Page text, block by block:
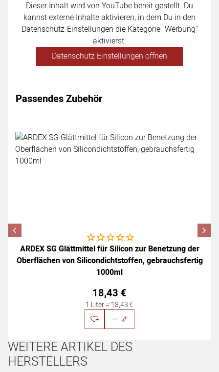
Dieser Inhalt wird von YouTube bereit gestellt. Du
kannst externe Inhalte aktivieren, in dem Du in den
Datenschutz-Einstellungen die Kategorie "Werbung"
aktivierst.
Datenschutz Einstellungen öffnen
Passendes Zubehör
Zubehör überspringen
Noch keine Bewertungen abgegeben
ARDEX SG Glättmittel für Silicon zur Benetzung der
Oberflächen von Silicondichtstoffen, gebrauchsfertig
1000ml
18,43 €
1 Liter = 18,43€
WEITERE ARTIKEL DES
HERSTELLERS
Artikel überspringen